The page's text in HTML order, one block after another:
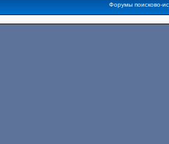
Форумы поисково-